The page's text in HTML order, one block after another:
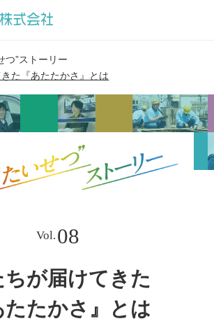
つ”ストーリー
た『あたたかさ』とは
Vol. 08
ちが届けてきた
たたかさ』とは